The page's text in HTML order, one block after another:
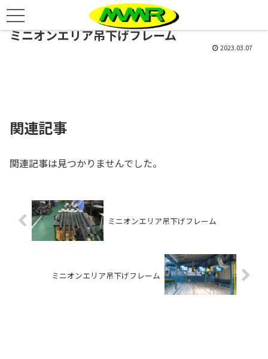
ミニオンエリア吊下げフレーム
2023.03.07
関連記事
関連記事は見つかりませんでした。
ミニオンエリア吊下げフレーム
ミニオンエリア吊下げフレーム